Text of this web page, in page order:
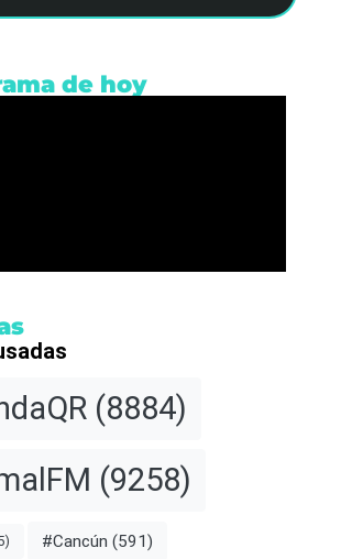
de hoy
(8884)
(9258)
#Cancún (591)